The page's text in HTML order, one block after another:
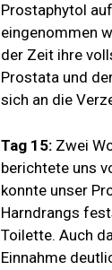
Prostaphytol
eingenommen
der Zeit ihre
Prostata und
sich an die
Tag 15: Zwei
berichtete uns
konnte unser
Harndrangs
Toilette. Auch
Einnahme